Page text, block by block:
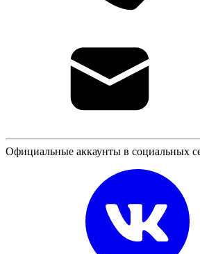
Официальные аккаунты в социальных